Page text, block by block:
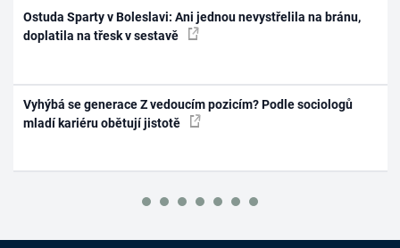
Ostuda Sparty v Boleslavi: Ani jednou nevystřelila na bránu,
doplatila na třesk v sestavě
Vyhýbá se generace Z vedoucím pozicím? Podle sociologů
mladí kariéru obětují jistotě